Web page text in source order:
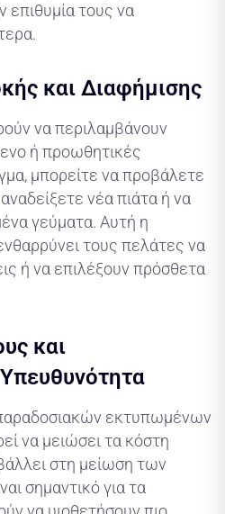
επιθυμία τους να
και Διαφήμισης
να περιλαμβάνουν
ή προωθητικές
μπορείτε να προβάλετε
νέα πιάτα ή να
γεύματα. Αυτή η
τους πελάτες να
ή να επιλέξουν πρόσθετα
και
εκτυπωμένων
να μειώσει τα κόστη
στη μείωση των
σημαντικό για τα